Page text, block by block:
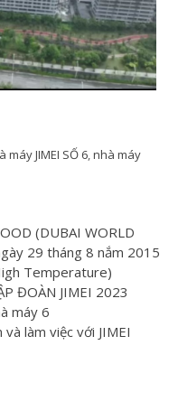
máy JIMEI SỐ 6,nhà máy
(DUBAI WORLD
29 tháng 8 nắm 2015
Temperature)
ĐOÀN JIMEI 2023
máy 6
làm việc với JIMEI